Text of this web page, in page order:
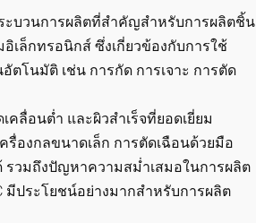
ระบวนการผลิตที่สำคัญสำหรับการผลิตชิ้น
ล็กทรอนิกส์ ซึ่งเกี่ยวข้องกับการใช้
ตโนมัติ เช่น การกัด การเจาะ การตัด
ลื่อนต่ำ และผิวสำเร็จที่ยอดเยี่ยม
รื่องกลขนาดเล็ก การตัดเฉือนด้วยมือ
วมถึงปัญหาความสม่ำเสมอในการผลิต
มีประโยชน์อย่างมากสำหรับการผลิต